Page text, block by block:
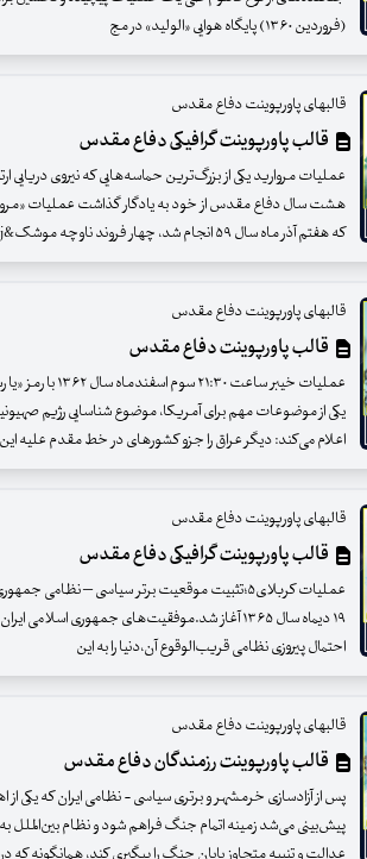
(فروردین ۱۳۶۰) پایگاه هوایی «الولید» در مج
قالبهای پاورپوینت دفاع مقدس
قالب پاورپوینت گرافیکی دفاع مقدس
عملیات مروارید یکی از بزرگ‌ترین حماسه‌هایی که نیروی دریایی
هشت سال دفاع مقدس از خود به یادگار گذاشت عملیات
که هفتم آذر ماه سال ۵۹ انجام شد، چهار فروند ناوچه موشک&zwnj
قالبهای پاورپوینت دفاع مقدس
قالب پاورپوینت دفاع مقدس
عملیات خیبر ساعت
یکی از موضوعات مهم برای آمریکا، موضوع شناسایی رژیم
اعلام می‌کند: دیگر عراق را جزو کشورهای در خط مقدم علیه این
قالبهای پاورپوینت دفاع مقدس
قالب پاورپوینت گرافیکی دفاع مقدس
احتمال پیروزی نظامی قریب‌الوقوع آن،دنیا را به این
قالبهای پاورپوینت دفاع مقدس
قالب پاورپوینت رزمندگان دفاع مقدس
پس از آزادسازی خرمشهر و برتری سیاسی - نظامی ایران که یکی
پیش‌بینی می‌شد زمینه اتمام جنگ فراهم شود و نظام بین‌الملل
عدالت و تنبیه متجاوز پایان جنگ را پیگیری کند، همانگونه که